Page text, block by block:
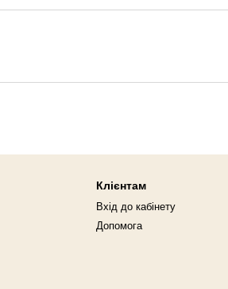
Клієнтам
Вхід до кабінету
Допомога